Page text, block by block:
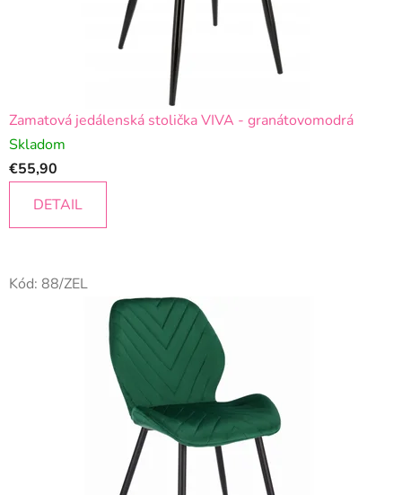
Zamatová jedálenská stolička VIVA - granátovomodrá
Skladom
€55,90
DETAIL
Kód: 88/ZEL